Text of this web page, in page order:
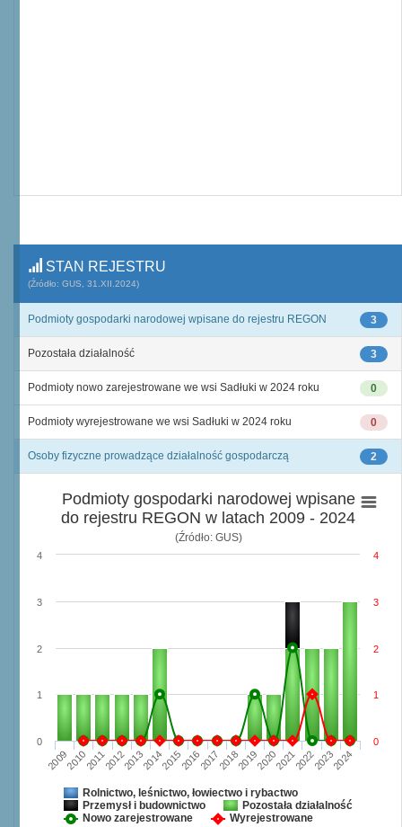
STAN REJESTRU
(Źródło: GUS, 31.XII.2024)
3
Podmioty gospodarki narodowej wpisane do rejestru REGON
3
Pozostała działalność
0
Podmioty nowo zarejestrowane we wsi Sadłuki w 2024 roku
0
Podmioty wyrejestrowane we wsi Sadłuki w 2024 roku
2
Osoby fizyczne prowadzące działalność gospodarczą
Podmioty gospodarki narodowej wpisane
do rejestru REGON w latach 2009 - 2024
(Źródło: GUS)
2009201020112012201320142015201620172018201920202021202220232024
0
1
2
3
4
0
1
2
3
4
Rolnictwo, leśnictwo, łowiectwo i rybactwo
Przemysł i budownictwo
Pozostała działalność
Nowo zarejestrowane
Wyrejestrowane